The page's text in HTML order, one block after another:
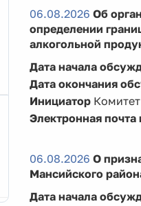
06.08.2026 Об
определении
алкогольной
Дата начала
Дата окончания
ИнициаторКомитет
Электронная почта
06.08.2026 О
Мансийского
Дата начала